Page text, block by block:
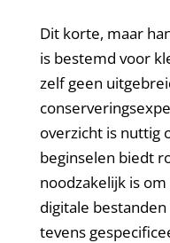
Dit korte, maar
is bestemd voor
zelf geen
overzicht is nuttig
beginselen biedt
noodzakelijk is
digitale
tevens